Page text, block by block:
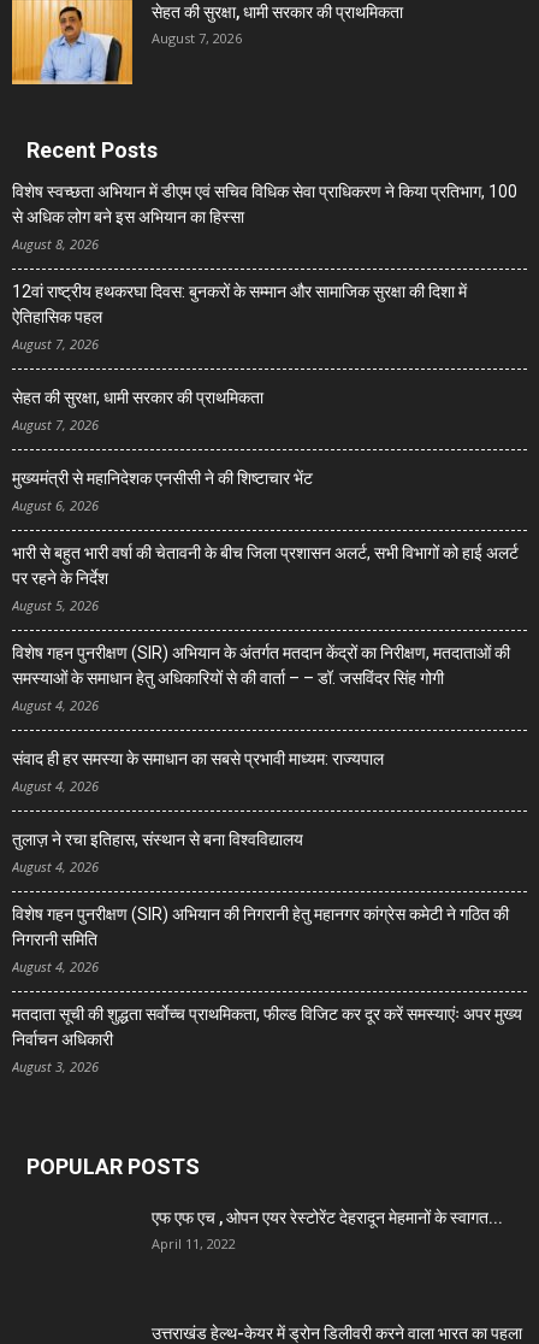
सेहत की सुरक्षा, धामी सरकार की प्राथमिकता
August 7, 2026
Recent Posts
विशेष स्वच्छता अभियान में डीएम एवं सचिव विधिक सेवा प्राधिकरण ने किया प्रतिभाग, 100
से अधिक लोग बने इस अभियान का हिस्सा
August 8, 2026
12वां राष्ट्रीय हथकरघा दिवस: बुनकरों के सम्मान और सामाजिक सुरक्षा की दिशा में
ऐतिहासिक पहल
August 7, 2026
सेहत की सुरक्षा, धामी सरकार की प्राथमिकता
August 7, 2026
मुख्यमंत्री से महानिदेशक एनसीसी ने की शिष्टाचार भेंट
August 6, 2026
भारी से बहुत भारी वर्षा की चेतावनी के बीच जिला प्रशासन अलर्ट, सभी विभागों को हाई अलर्ट
पर रहने के निर्देश
August 5, 2026
विशेष गहन पुनरीक्षण (SIR) अभियान के अंतर्गत मतदान केंद्रों का निरीक्षण, मतदाताओं की
समस्याओं के समाधान हेतु अधिकारियों से की वार्ता – – डॉ. जसविंदर सिंह गोगी
August 4, 2026
संवाद ही हर समस्या के समाधान का सबसे प्रभावी माध्यम: राज्यपाल
August 4, 2026
तुलाज़ ने रचा इतिहास, संस्थान से बना विश्वविद्यालय
August 4, 2026
विशेष गहन पुनरीक्षण (SIR) अभियान की निगरानी हेतु महानगर कांग्रेस कमेटी ने गठित की
निगरानी समिति
August 4, 2026
मतदाता सूची की शुद्धता सर्वाेच्च प्राथमिकता, फील्ड विजिट कर दूर करें समस्याएंः अपर मुख्य
निर्वाचन अधिकारी
August 3, 2026
POPULAR POSTS
एफ एफ एच , ओपन एयर रेस्टोरेंट देहरादून मेहमानों के स्वागत...
April 11, 2022
उत्तराखंड हेल्थ-केयर में ड्रोन डिलीवरी करने वाला भारत का पहला